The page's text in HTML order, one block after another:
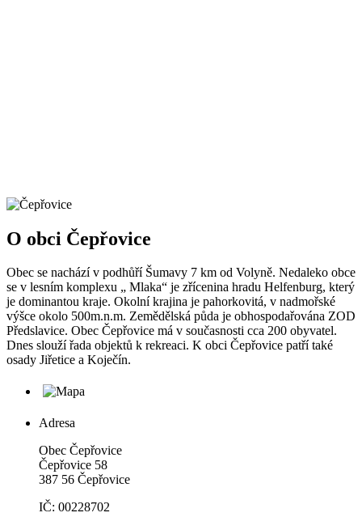
O obci Čepřovice
Obec se nachází v podhůří Šumavy 7 km od Volyně. Nedaleko obce
se v lesním komplexu „ Mlaka“ je zřícenina hradu Helfenburg, který
je dominantou kraje. Okolní krajina je pahorkovitá, v nadmořské
výšce okolo 500m.n.m. Zemědělská půda je obhospodařována ZOD
Předslavice. Obec Čepřovice má v současnosti cca 200 obyvatel.
Dnes slouží řada objektů k rekreaci. K obci Čepřovice patří také
osady Jiřetice a Koječín.
Adresa
Obec Čepřovice
Čepřovice 58
387 56 Čepřovice
IČ: 00228702